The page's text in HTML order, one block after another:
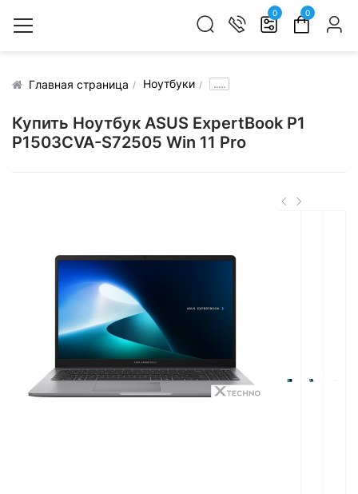
0 0
Главная страница Ноутбуки .....
Купить Ноутбук ASUS ExpertBook P1
P1503CVA-S72505 Win 11 Pro